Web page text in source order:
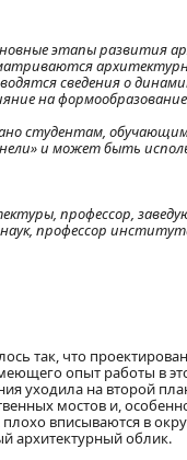
этапы развития
сведения о
на
студентам,
и может быть
профессор,
профессор
так, что
опыт работы в
уходила на второй
мостов и,
плохо вписываются в
архитектурный облик.